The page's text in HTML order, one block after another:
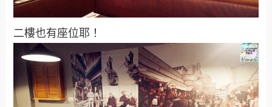
二樓也有座位耶！